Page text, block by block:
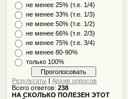
не менее 25% (т.е. 1/4)
не менее 33% (т.е. 1/3)
не менее 50% (т.е. 1/2)
не менее 66% (т.е. 2/3)
не менее 75% (т.е. 3/4)
не менее 80-90%
только 100%
Результаты |Архив опросов
Всего ответов:238
НА СКОЛЬКО ПОЛЕЗЕН ЭТОТ